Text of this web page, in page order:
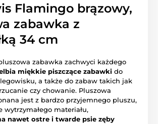
Flamingo brązowy,
zabawka z
34 cm
zabawka zachwyci każdego
miękkie piszczące zabawki do
a także do zabaw takich jak
czy chowanie. Pluszowa
jest z bardzo przyjemnego pluszu,
wytrzymałego materiału,
nawet ostre i twarde psie zęby